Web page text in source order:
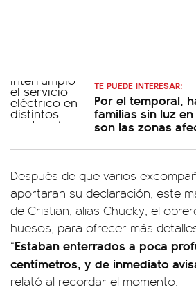
TE PUEDE INTERESAR:
Por el temporal,
familias sin luz
son las zonas
Después de que varios
aportaran su declaración, este
de Cristian, alias Chucky, el
huesos, para ofrecer más
“Estaban enterrados a poca
centímetros, y de inmediato
relató al recordar el momento.